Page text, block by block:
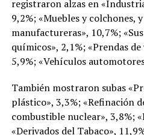
registraron alzas en
9,2%; «Muebles y colchones,
manufactureras», 10,7%;
químicos», 2,1%; «Prendas
5,9%; «Vehículos
También mostraron subas
plástico», 3,3%; «Refinación
combustible nuclear», 3,8%;
«Derivados del Tabaco»,